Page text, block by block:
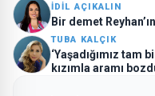
İDİL AÇIKALIN
Bir demet
TUBA KALÇIK
‘Yaşadığımız
kızımla aramı